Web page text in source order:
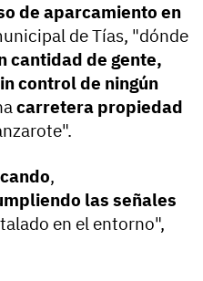
de aparcamiento en
de Tías, "dónde
cantidad de gente,
control de ningún
carretera propiedad
,
las señales
en el entorno",